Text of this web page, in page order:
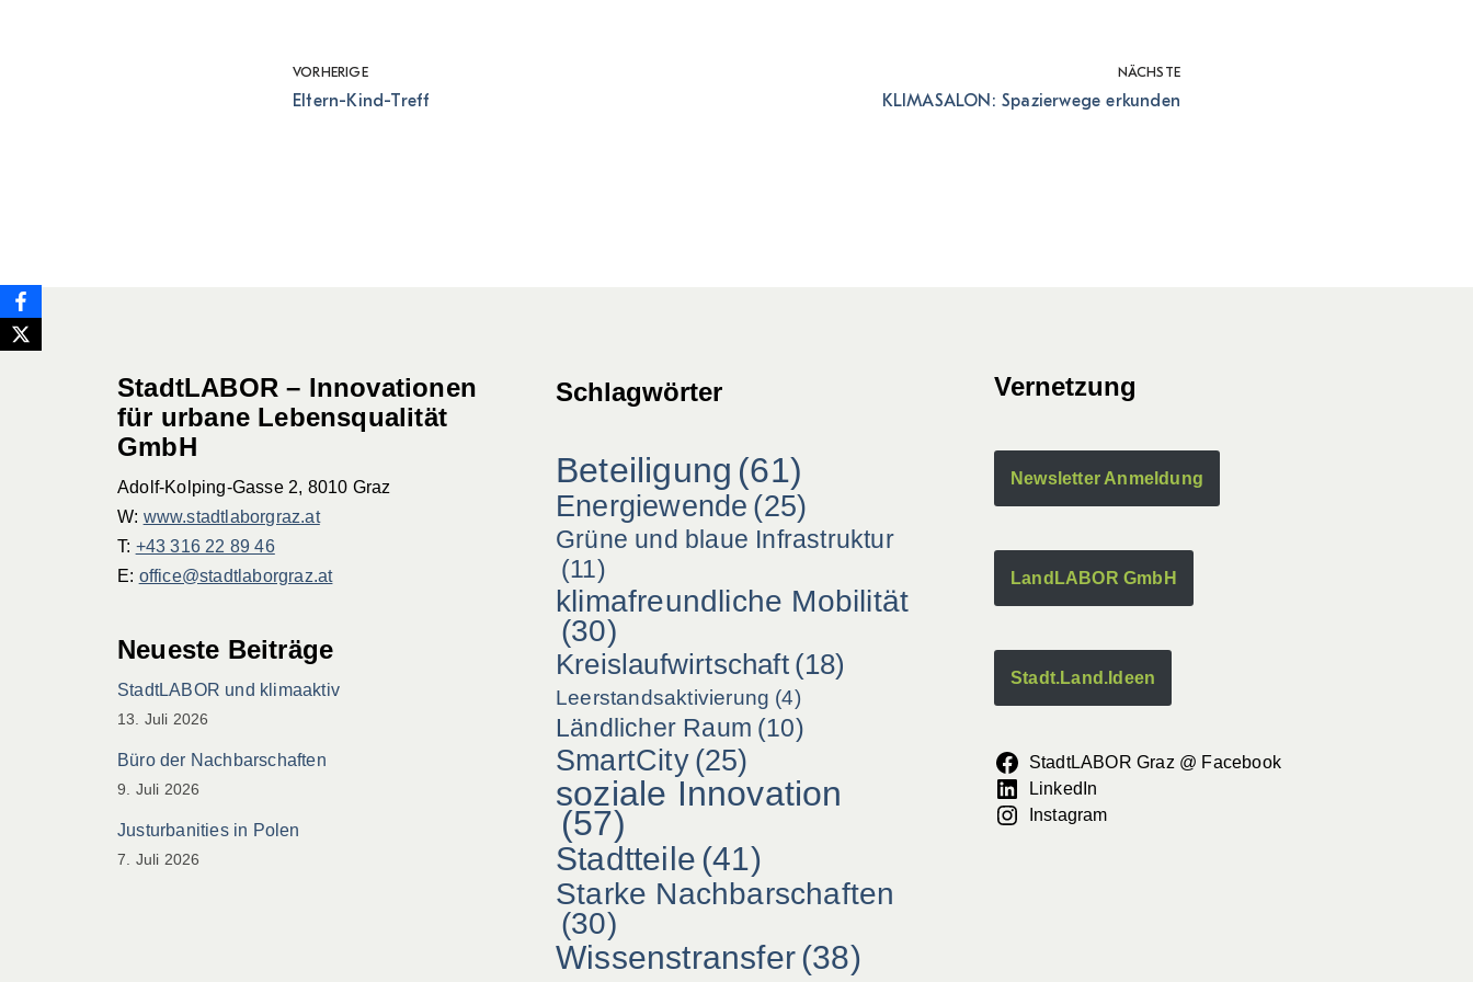
VORHERIGE
Eltern-Kind-Treff
NÄCHSTE
KLIMASALON: Spazierwege erkunden
StadtLABOR – Innovationen
für urbane Lebensqualität
GmbH
Adolf-Kolping-Gasse 2, 8010 Graz
W: www.stadtlaborgraz.at
T: +43 316 22 89 46
E: office@stadtlaborgraz.at
Neueste Beiträge
StadtLABOR und klimaaktiv
13. Juli 2026
Büro der Nachbarschaften
9. Juli 2026
Justurbanities in Polen
7. Juli 2026
Schlagwörter
Beteiligung (61)
Energiewende (25)
Grüne und blaue Infrastruktur
(11)
klimafreundliche Mobilität
(30)
Kreislaufwirtschaft (18)
Leerstandsaktivierung (4)
Ländlicher Raum (10)
SmartCity(25)
soziale Innovation
(57)
Stadtteile (41)
Starke Nachbarschaften
(30)
Wissenstransfer(38)
Vernetzung
Newsletter Anmeldung
LandLABOR GmbH
Stadt.Land.Ideen
StadtLABOR Graz @ Facebook
LinkedIn
Instagram